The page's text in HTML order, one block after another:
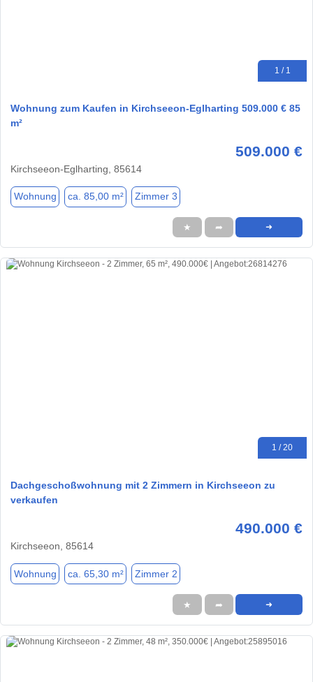
1 / 1
Wohnung zum Kaufen in Kirchseeon-Eglharting 509.000 € 85
m²
509.000 €
Kirchseeon-Eglharting, 85614
Wohnung ca. 85,00 m² Zimmer 3
★ ➦ ➜
1 / 20
Dachgeschoßwohnung mit 2 Zimmern in Kirchseeon zu
verkaufen
490.000 €
Kirchseeon, 85614
Wohnung ca. 65,30 m² Zimmer 2
★ ➦ ➜